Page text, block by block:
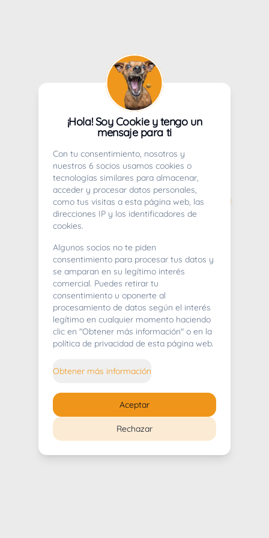
404
Whoops! Lo sentimos mucho.
¡Hola! Soy Cookie y tengo un
mensaje para ti
Con tu consentimiento, nosotros y
nuestros 6 socios usamos cookies o
tecnologías similares para almacenar,
acceder y procesar datos personales,
como tus visitas a esta página web, las
direcciones IP y los identificadores de
cookies.
Algunos socios no te piden
consentimiento para procesar tus datos y
se amparan en su legítimo interés
comercial. Puedes retirar tu
consentimiento u oponerte al
procesamiento de datos según el interés
legítimo en cualquier momento haciendo
clic en "Obtener más información" o en la
política de privacidad de esta página web.
Obtener más información
Rechazar
Aceptar